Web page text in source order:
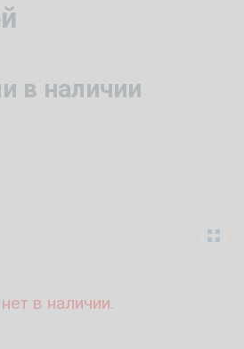
в наличии
в наличии.